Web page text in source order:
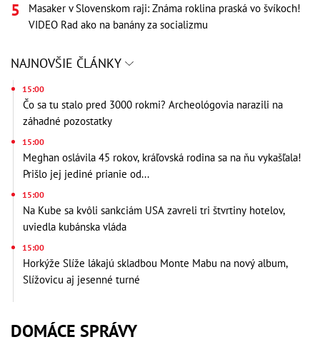
Masaker v Slovenskom raji: Známa roklina praská vo švíkoch!
VIDEO Rad ako na banány za socializmu
NAJNOVŠIE ČLÁNKY
15:00
Čo sa tu stalo pred 3000 rokmi? Archeológovia narazili na
záhadné pozostatky
15:00
Meghan oslávila 45 rokov, kráľovská rodina sa na ňu vykašľala!
Prišlo jej jediné prianie od...
15:00
Na Kube sa kvôli sankciám USA zavreli tri štvrtiny hotelov,
uviedla kubánska vláda
15:00
Horkýže Slíže lákajú skladbou Monte Mabu na nový album,
Slížovicu aj jesenné turné
DOMÁCE SPRÁVY